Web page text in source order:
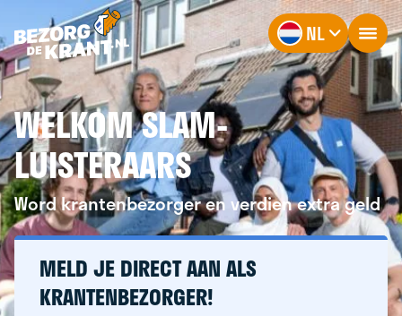
NL
WELKOM SLAM-
LUISTERAARS
Word krantenbezorger en verdien extra geld
MELD JE DIRECT AAN ALS
KRANTENBEZORGER!